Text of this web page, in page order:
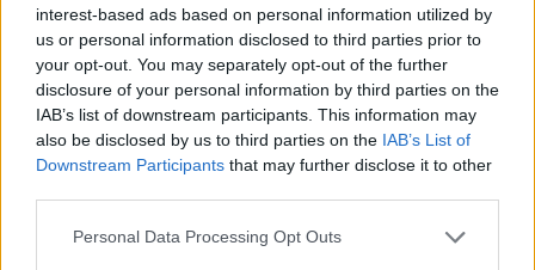
interest-based ads based on personal information utilized by
us or personal information disclosed to third parties prior to
your opt-out. You may separately opt-out of the further
disclosure of your personal information by third parties on the
IAB’s list of downstream participants. This information may
also be disclosed by us to third parties on the IAB’s List of
Downstream Participants that may further disclose it to other
Personal Data Processing Opt Outs